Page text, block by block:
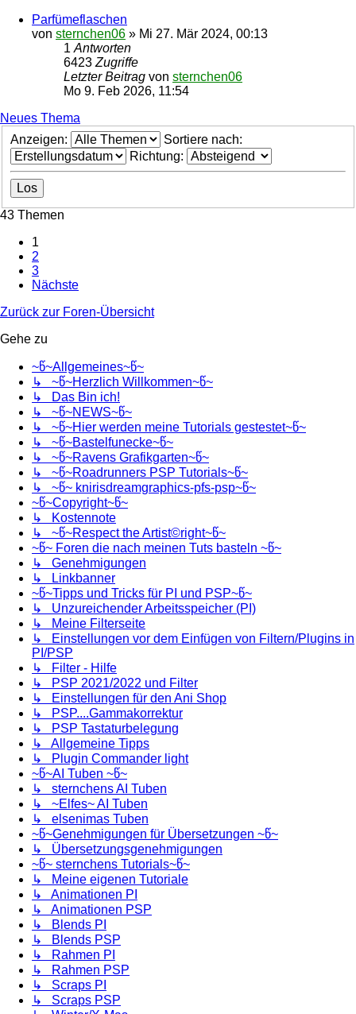
Parfümeflaschen
von sternchen06 » Mi 27. Mär 2024, 00:13
1 Antworten
6423 Zugriffe
Letzter Beitrag von sternchen06
Mo 9. Feb 2026, 11:54
Neues Thema
Anzeigen:
Sortiere nach:
Richtung:
43 Themen
1
2
3
Nächste
Zurück zur Foren-Übersicht
Gehe zu
~წ~Allgemeines~წ~
↳ ~წ~Herzlich Willkommen~წ~
↳ Das Bin ich!
↳ ~წ~NEWS~წ~
↳ ~წ~Hier werden meine Tutorials gestestet~წ~
↳ ~წ~Bastelfunecke~წ~
↳ ~წ~Ravens Grafikgarten~წ~
↳ ~წ~Roadrunners PSP Tutorials~წ~
↳ ~წ~ knirisdreamgraphics-pfs-psp~წ~
~წ~Copyright~წ~
↳ Kostennote
↳ ~წ~Respect the Artist©right~წ~
~წ~ Foren die nach meinen Tuts basteln ~წ~
↳ Genehmigungen
↳ Linkbanner
~წ~Tipps und Tricks für PI und PSP~წ~
↳ Unzureichender Arbeitsspeicher (PI)
↳ Meine Filterseite
↳ Einstellungen vor dem Einfügen von Filtern/Plugins in
PI/PSP
↳ Filter - Hilfe
↳ PSP 2021/2022 und Filter
↳ Einstellungen für den Ani Shop
↳ PSP....Gammakorrektur
↳ PSP Tastaturbelegung
↳ Allgemeine Tipps
↳ Plugin Commander light
~წ~AI Tuben ~წ~
↳ sternchens AI Tuben
↳ ~Elfes~ AI Tuben
↳ elsenimas Tuben
~წ~Genehmigungen für Übersetzungen ~წ~
↳ Übersetzungsgenehmigungen
~წ~ sternchens Tutorials~წ~
↳ Meine eigenen Tutoriale
↳ Animationen PI
↳ Animationen PSP
↳ Blends PI
↳ Blends PSP
↳ Rahmen PI
↳ Rahmen PSP
↳ Scraps PI
↳ Scraps PSP